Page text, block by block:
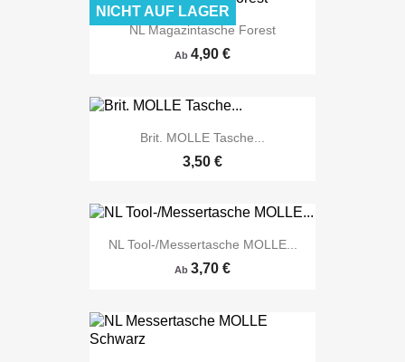
NL Magazintasche Forest
Ab 4,90 €
NICHT AUF LAGER
Brit. MOLLE Tasche...
3,50 €
NL Tool-/Messertasche MOLLE...
Ab 3,70 €